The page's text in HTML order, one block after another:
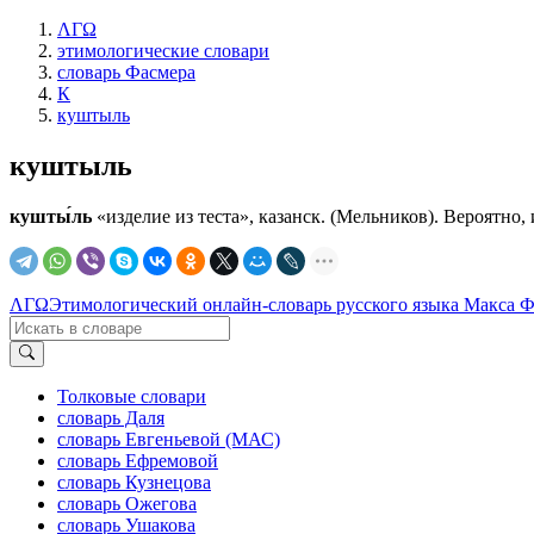
ΛΓΩ
этимологические словари
словарь Фасмера
К
куштыль
куштыль
кушты́ль «изделие из теста», казанск. (Мельников). Вероятно,
ΛΓΩЭтимологический онлайн-словарь русского языка Макса
Толковые словари
словарь Даля
словарь Евгеньевой (МАС)
словарь Ефремовой
словарь Кузнецова
словарь Ожегова
словарь Ушакова